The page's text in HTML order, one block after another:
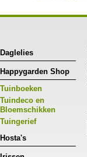
Daglelies
Happygarden Shop
Tuinboeken
Tuindeco en
Bloemschikken
Tuingerief
Hosta's